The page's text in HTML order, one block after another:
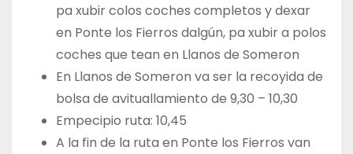
pa xubir colos coches completos y dexar
en Ponte los Fierros dalgún, pa xubir a polos
coches que tean en Llanos de Someron
En Llanos de Someron va ser la recoyida de
bolsa de avituallamiento de 9,30 – 10,30
Empecipio ruta: 10,45
A la fin de la ruta en Ponte los Fierros van